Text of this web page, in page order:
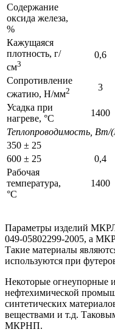
Содержание
оксида железа,
%
Кажущаяся
плотность, г/
см3
0,6
Сопротивление
сжатию, Н/мм2 3
Усадка при
нагреве, °C
1400
Теплопроводимость,
350 ± 25
600 ± 25
0,4
Рабочая
температура,
°C
1400
Параметры изделий
049-05802299-2005, а
Такие материалы
используются при
Некоторые огнеупорные
нефтехимической
синтетических
веществами и т.д.
МКРНП.